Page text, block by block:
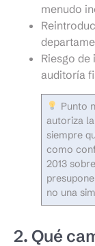
menudo
Riesgo
auditoría
Punto
autoriza
siempre
como
2013
no una
2. Qué